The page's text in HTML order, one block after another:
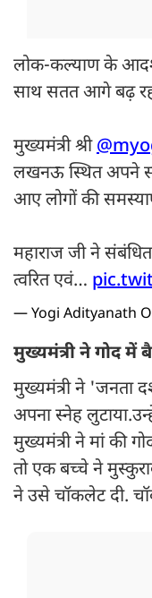
लोक-कल्याण के
साथ सतत आगे बढ़
मुख्यमंत्री श्री
लखनऊ स्थित अपने
आए लोगों की
महाराज जी ने
त्वरित एवं…
— Yogi Adityanath
मुख्यमंत्री ने गोद में
मुख्यमंत्री ने 'जनता
अपना स्नेह
मुख्यमंत्री ने मां की
तो एक बच्चे ने
ने उसे चॉकलेट दी.